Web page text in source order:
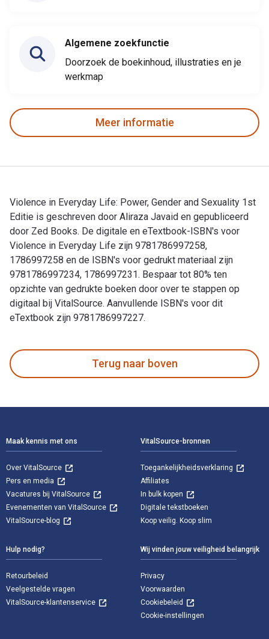
Algemene zoekfunctie
Doorzoek de boekinhoud, illustraties en je
werkmap
Meer informatie
Violence in Everyday Life: Power, Gender and Sexuality 1st
Editie is geschreven door Aliraza Javaid en gepubliceerd
door Zed Books. De digitale en eTextbook-ISBN's voor
Violence in Everyday Life zijn 9781786997258,
1786997258 en de ISBN's voor gedrukt materiaal zijn
9781786997234, 1786997231. Bespaar tot 80% ten
opzichte van gedrukte boeken door over te stappen op
digitaal bij VitalSource. Aanvullende ISBN's voor dit
eTextbook zijn 9781786997227.
Terug naar boven
Maak kennis met ons
Over VitalSource
Pers en media
Vacatures bij VitalSource
Evenementen van VitalSource
VitalSource-blog
VitalSource-bronnen
Toegankelijkheidsverklaring
Affiliates
In bulk kopen
Digitale tekstboeken
Koop veilig. Koop slim
Hulp nodig?
Retourbeleid
Veelgestelde vragen
VitalSource-klantenservice
Wij vinden jouw veiligheid belangrijk
Privacy
Voorwaarden
Cookiebeleid
Cookie-instellingen